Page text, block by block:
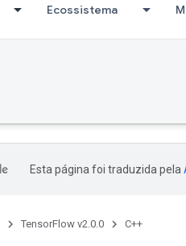
Ecossistema
Esta página foi traduzida pela
TensorFlow v2.0.0 C++